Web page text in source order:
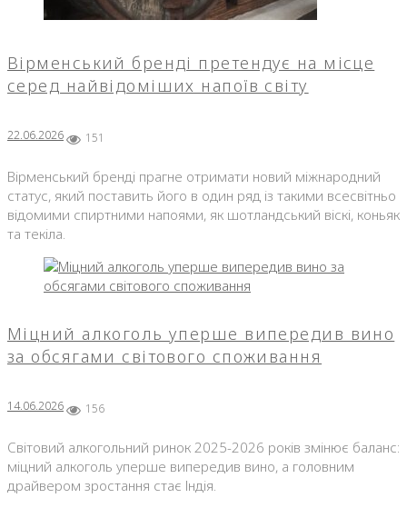
Вірменський бренді претендує на місце
серед найвідоміших напоїв світу
22.06.2026 151
Вірменський бренді прагне отримати новий міжнародний
статус, який поставить його в один ряд із такими всесвітньо
відомими спиртними напоями, як шотландський віскі, коньяк
та текіла.
Міцний алкоголь уперше випередив вино
за обсягами світового споживання
14.06.2026 156
Світовий алкогольний ринок 2025-2026 років змінює баланс:
міцний алкоголь уперше випередив вино, а головним
драйвером зростання стає Індія.